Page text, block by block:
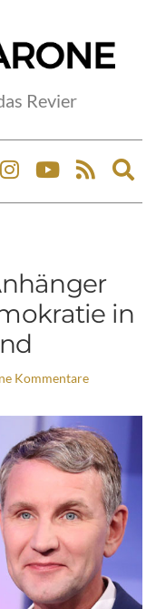
Revier
in
Kommentare